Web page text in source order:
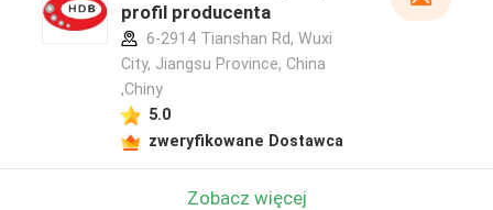
profil producenta
6-2914 Tianshan Rd, Wuxi
City, Jiangsu Province, China
,Chiny
5.0
zweryfikowane Dostawca
Zobacz więcej